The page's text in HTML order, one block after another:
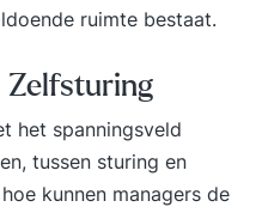
ruimte bestaat.
Zelfsturing
het spanningsveld
, tussen sturing en
kunnen managers de